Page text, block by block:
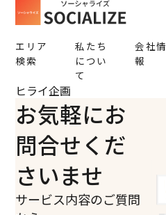
エリア
検索
私たち
につい
て
会社情
報
ヒライ企画
お気軽にお
問合せくだ
さいませ
サービス内容のご質問